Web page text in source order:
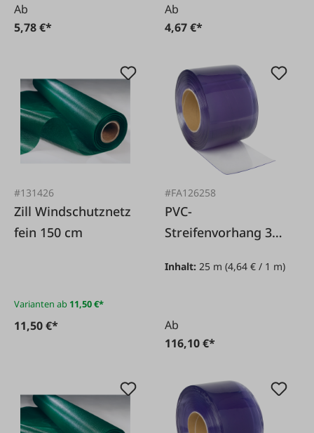
Ab
5,78 €*
Ab
4,67 €*
#131426
Zill Windschutznetz
fein 150 cm
Varianten ab 11,50 €*
11,50 €*
#FA126258
PVC-
Streifenvorhang 30
Inhalt:25 m(4,64 € / 1 m)
Ab
116,10 €*